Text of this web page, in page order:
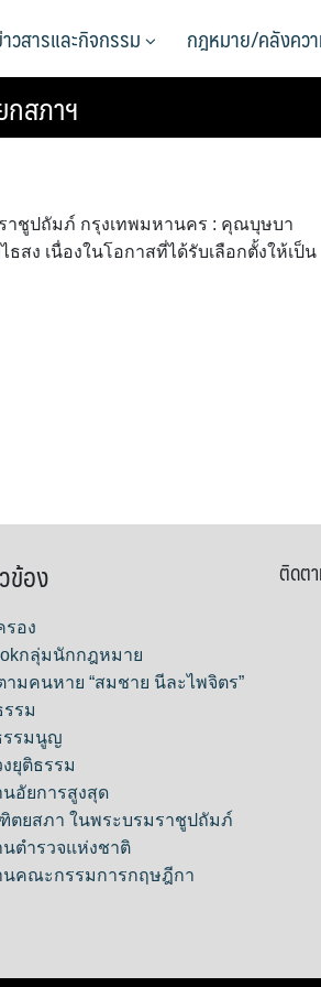
วสารและกิจกรรม กฎหมาย/คลังคว
กสภาฯ
าชูปถัมภ์ กรุงเทพมหานคร : คุณบุษบา
สง เนื่องในโอกาสที่ได้รับเลือกตั้งให้เป็น
ข้อง
รอง
กลุ่มนักกฎหมาย
มคนหาย “สมชาย นีละไพจิตร”
รม
รรมนูญ
ยุติธรรม
นอัยการสูงสุด
ตยสภา ในพระบรมราชูปถัมภ์
นตำรวจแห่งชาติ
นคณะกรรมการกฤษฎีกา
ติดตา